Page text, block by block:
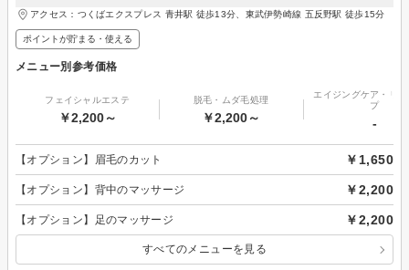
アクセス：つくばエクスプレス 青井駅 徒歩13分、東武伊勢崎線 五反野駅 徒歩15分
ポイントが貯まる・使える
メニュー別参考価格
フェイシャルエステ
￥2,200～
脱毛・ムダ毛処理
￥2,200～
エイジングケア・リ
プ
-
【オプション】眉毛のカット ￥1,650
【オプション】背中のマッサージ ￥2,200
【オプション】足のマッサージ ￥2,200
すべてのメニューを見る